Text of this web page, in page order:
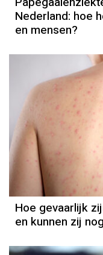
Nederland: hoe
en mensen?
Hoe gevaarlijk
en kunnen zij